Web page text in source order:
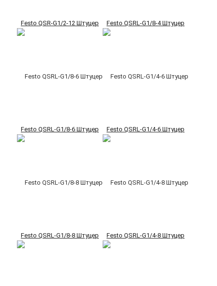
Festo QSR-G1/2-12 Штуцер Festo QSRL-G1/8-4 Штуцер
Festo QSRL-G1/8-6 Штуцер Festo QSRL-G1/4-6 Штуцер
Festo QSRL-G1/8-8 Штуцер Festo QSRL-G1/4-8 Штуцер